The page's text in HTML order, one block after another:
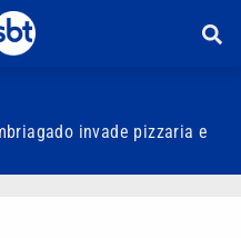
invade pizzaria e